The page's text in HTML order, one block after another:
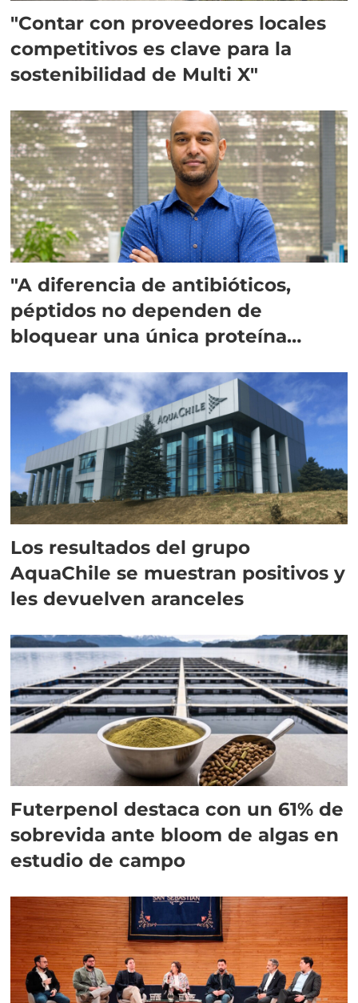
"Contar con proveedores locales
competitivos es clave para la
sostenibilidad de Multi X"
"A diferencia de antibióticos,
péptidos no dependen de
bloquear una única proteína
Los resultados del grupo
AquaChile se muestran positivos y
les devuelven aranceles
Futerpenol destaca con un 61% de
sobrevida ante bloom de algas en
estudio de campo